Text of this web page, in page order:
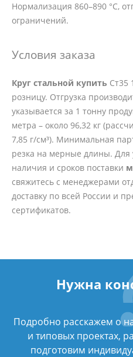
Нормализация 860–890 °C,
ограничений.
Условия заказа
Круг стальной купить Ст35
розницу. Отгрузка
указывается за 1 тонну
метра – около 96,32 кг
7,85 г/см³). Минимальная
резка на мерные длины. Для
наличия и сроков поставки
свяжитесь с менеджерами
доставку по всей России и
сертификатов.
Нужна
Подробно расскажем о
и типовых проектах,
подготовим